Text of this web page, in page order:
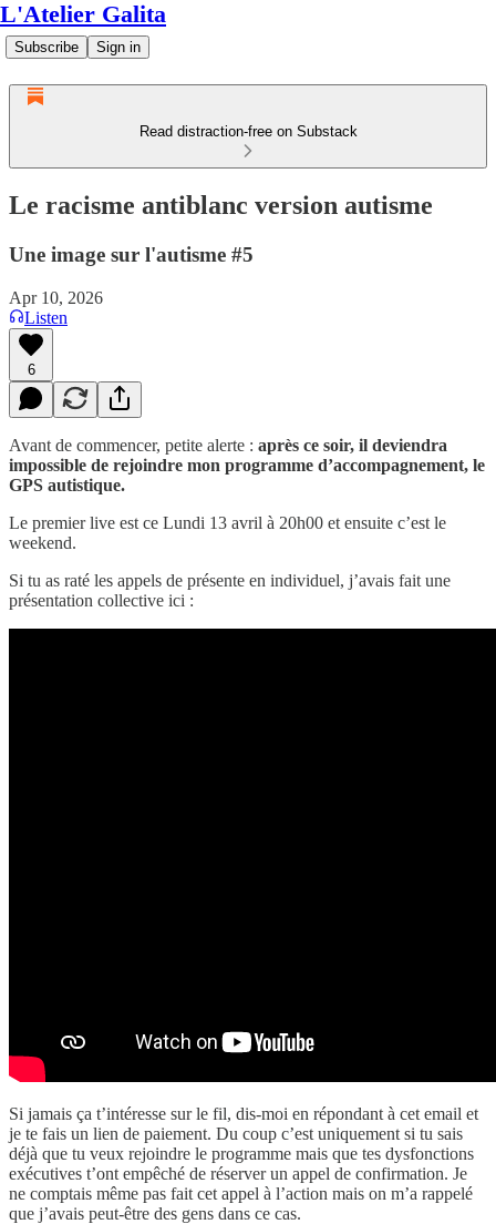
L'Atelier Galita
Subscribe Sign in
Read distraction-free on Substack
Le racisme antiblanc version autisme
Une image sur l'autisme #5
Apr 10, 2026
Listen
6
Avant de commencer, petite alerte : après ce soir, il deviendra
impossible de rejoindre mon programme d’accompagnement, le
GPS autistique.
Le premier live est ce Lundi 13 avril à 20h00 et ensuite c’est le
weekend.
Si tu as raté les appels de présente en individuel, j’avais fait une
présentation collective ici :
Si jamais ça t’intéresse sur le fil, dis-moi en répondant à cet email et
je te fais un lien de paiement. Du coup c’est uniquement si tu sais
déjà que tu veux rejoindre le programme mais que tes dysfonctions
exécutives t’ont empêché de réserver un appel de confirmation. Je
ne comptais même pas fait cet appel à l’action mais on m’a rappelé
que j’avais peut-être des gens dans ce cas.